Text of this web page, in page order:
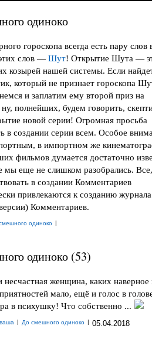
одиноко
гороскопа всегда есть пару слов
слов — Шут! Открытие Шута —
козырей нашей системы. Если
который не признает гороскопа
и заплатим ему второй приз на
ну, полнейших, будем говорить,
новой серии! Огромная просьба
в создании серии всем. Особое
в импортном же
фильмов думается достаточно
мы еще не слишком разобрались.
в создании Комментариев
привлекаются к созданию журнала
Комментариев.
одиноко |
одиноко (53)
несчастная женщина, каких
мало, ещё и голос в
в психушку! Что собственно ...
| До смешного одиноко | 05.04.2018